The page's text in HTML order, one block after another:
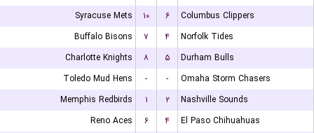
Syracuse Mets
۱۰ ۶
Columbus Clippers
Buffalo Bisons
۷ ۴
Norfolk Tides
Charlotte Knights
۸ ۵
Durham Bulls
Toledo Mud Hens
- -
Omaha Storm Chasers
Memphis Redbirds
۱ ۲
Nashville Sounds
Reno Aces
۶ ۴
El Paso Chihuahuas